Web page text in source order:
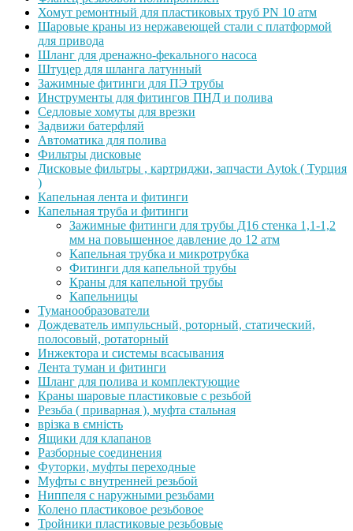
Хомут ремонтный для пластиковых труб PN 10 атм
Шаровые краны из нержавеющей стали с платформой
для привода
Шланг для дренажно-фекального насоса
Штуцер для шланга латунный
Зажимные фитинги для ПЭ трубы
Инструменты для фитингов ПНД и полива
Седловые хомуты для врезки
Задвижи батерфляй
Автоматика для полива
Фильтры дисковые
Дисковые фильтры , картриджи, запчасти Aytok ( Турция
)
Капельная лента и фитинги
Капельная труба и фитинги
Зажимные фитинги для трубы Д16 стенка 1,1-1,2
мм на повышенное давление до 12 атм
Капельная трубка и микротрубка
Фитинги для капельной трубы
Краны для капельной трубы
Капельницы
Туманообразователи
Дождеватель импульсный, роторный, статический,
полосовый, ротаторный
Инжектора и системы всасывания
Лента туман и фитинги
Шланг для полива и комплектующие
Краны шаровые пластиковые с резьбой
Резьба ( приварная ), муфта стальная
врізка в ємність
Ящики для клапанов
Разборные соединения
Футорки, муфты переходные
Муфты с внутренней резьбой
Ниппеля с наружными резьбами
Колено пластиковое резьбовое
Тройники пластиковые резьбовые